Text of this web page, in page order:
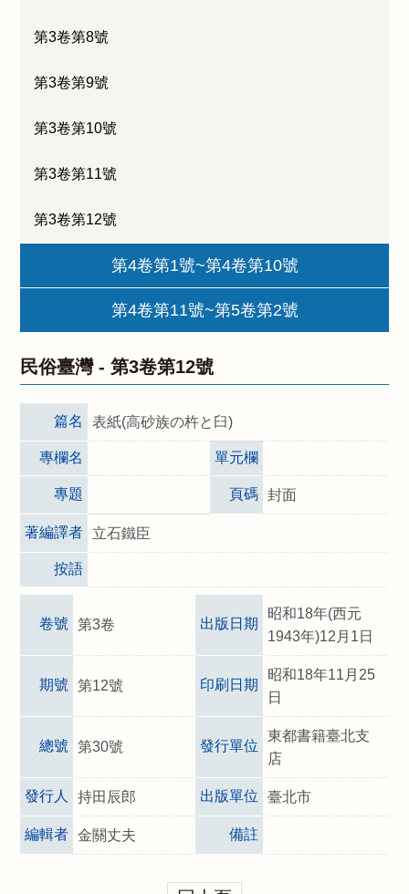
第3卷第8號
第3卷第9號
第3卷第10號
第3卷第11號
第3卷第12號
第4卷第1號~第4卷第10號
第4卷第11號~第5卷第2號
民俗臺灣 -第3卷第12號
篇名 表紙(高砂族の杵と臼)
專欄名 單元欄
專題 頁碼 封面
著編譯者 立石鐵臣
按語
卷號 第3卷 出版日期
昭和18年(西元
1943年)12月1日
期號 第12號 印刷日期
昭和18年11月25
日
總號 第30號 發行單位
東都書籍臺北支
店
發行人 持田辰郎 出版單位 臺北市
編輯者 金關丈夫 備註